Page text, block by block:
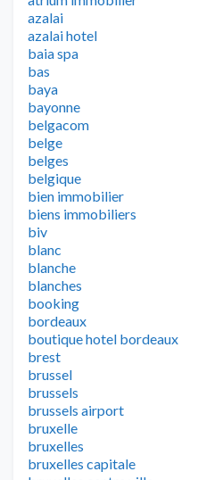
azalai
azalai hotel
baia spa
bas
baya
bayonne
belgacom
belge
belges
belgique
bien immobilier
biens immobiliers
biv
blanc
blanche
blanches
booking
bordeaux
boutique hotel bordeaux
brest
brussel
brussels
brussels airport
bruxelle
bruxelles
bruxelles capitale